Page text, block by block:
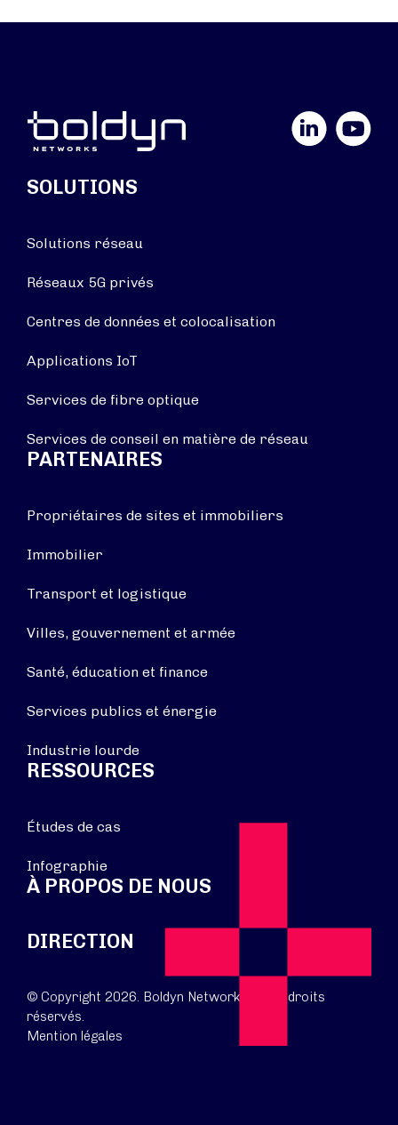
YouTube
SOLUTIONS
Solutions réseau
Réseaux 5G privés
Centres de données et colocalisation
Applications IoT
Services de fibre optique
Services de conseil en matière de réseau
PARTENAIRES
Propriétaires de sites et immobiliers
Immobilier
Transport et logistique
Villes, gouvernement et armée
Santé, éducation et finance
Services publics et énergie
Industrie lourde
RESSOURCES
Études de cas
Infographie
À PROPOS DE NOUS
DIRECTION
© Copyright 2026. Boldyn Networks. Tous droits
réservés.
Mention légales